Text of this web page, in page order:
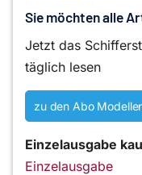
Sie möchten alle
Jetzt das
täglich lesen
zu den Abo
Einzelausgabe
Einzelausgabe